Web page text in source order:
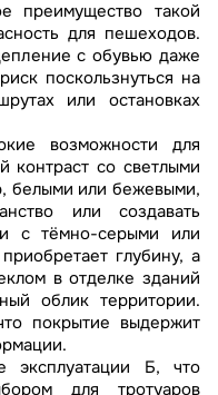
преимущество такой
для пешеходов.
с обувью даже
поскользнуться на
или остановках
возможности для
контраст со светлыми
белыми или бежевыми,
или создавать
с тёмно-серыми или
глубину, а
в отделке зданий
облик территории.
покрытие выдержит
эксплуатации Б, что
для тротуаров